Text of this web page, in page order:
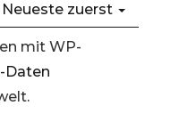
Neueste zuerst
mit WP-
.